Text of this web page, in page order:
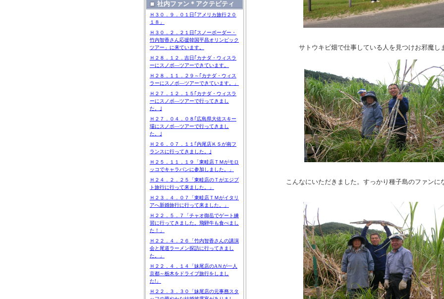
社内ファン＊アクテビティ
Ｈ３０．９．０１日｢アメリカ旅行２０
１８」
Ｈ３０．２．２１日｢スノーボーダー・
竹内智香さん応援韓国平昌オリンピック
ツアー」に来ています。
Ｈ２８．１２．吉日｢カナダ・ウィスラ
ーにスノボ―ツアーできています。
Ｈ２８．１１．２９～｢カナダ・ウィス
ラーにスノボ―ツアーできています。」
Ｈ２７．１２．１５｢カナダ・ウィスラ
ーにスノボ―ツアーで行ってきまし
た。｣
Ｈ２７．０４．０８｢広島県大佐スキー
場にスノボ―ツアーで行ってきまし
た。｣
Ｈ２６．０７．１１｢内尾店ＫＳが南フ
ランスに行ってきました。｣
Ｈ２５．１１．１９「東畦店ＴＭがモロ
ッコでキャラバンに参加しました。」
Ｈ２４．２．２５「東畦店のＴがエジプ
ト旅行に行って来ました。」
Ｈ２３．４．０７「東畦店ＴＭがイタリ
アへ新婚旅行に行って来ました。」
Ｈ２２．５．７「チャオ御岳でゲート練
習に行ってきました。飛騨牛も食べまし
た！」
Ｈ２２．４．２６「竹内智香さんの講演
会と尾道ラーメン探訪に行ってきまし
た。」
Ｈ２２．４．１４「妹尾店のAＮが一人
京都～栃木をドライブ旅行をしまし
た!」
Ｈ２２．３．３０「妹尾店の元事務スタ
サトウキビ畑で仕事している人を見つけお邪魔し
こんなにいただきました。すっかり種子島のファンに